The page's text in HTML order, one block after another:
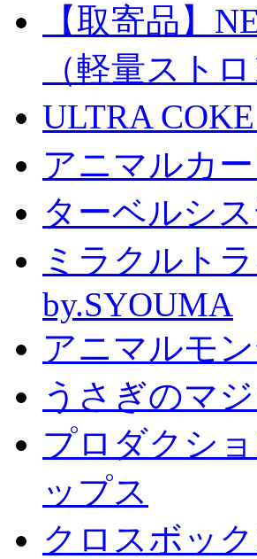
【取寄品】
（軽量スト
ULTRA
アニマルカ
ターベルシ
ミラクルト
by.SYOUMA
アニマルモ
うさぎのマ
プロダクシ
ップス
クロスボッ